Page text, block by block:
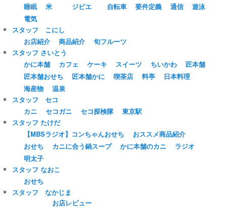
睡眠 米
ジビエ
自転車 要件定義 通信
遊泳
電気
スタッフ こにし
お店紹介
商品紹介
旬フルーツ
スタッフ さいとう
かに本舗
カフェ ケーキ スイーツ ちいかわ
匠本舗
匠本舗おせち
匠本舗かに 喫茶店 料亭
日本料理
海産物
温泉
スタッフ セコ
カニ
セコガニ セコ探検隊
東京駅
スタッフ たけだ
【MBSラジオ】コンちゃんおせち
おススメ商品紹介
おせち
カニに合う鍋スープ かに本舗のカニ
ラジオ
明太子
スタッフ なおこ
おせち
スタッフ なかじま
お店レビュー